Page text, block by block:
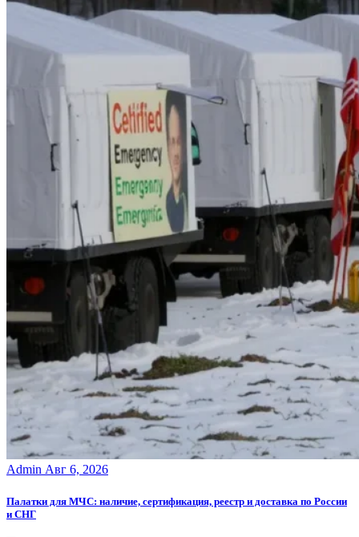
Admin Авг 6, 2026
Палатки для МЧС: наличие, сертификация, реестр и доставка по России
и СНГ